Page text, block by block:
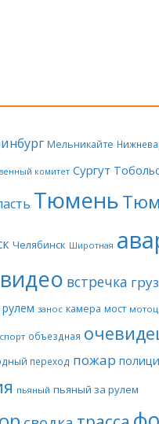
Мельникайте
комитет Сургут
Тюмень
Челябинск Широтная
видео встречка
занос камера мост
объездная
переход пожар
пьяный пьяный за рулем